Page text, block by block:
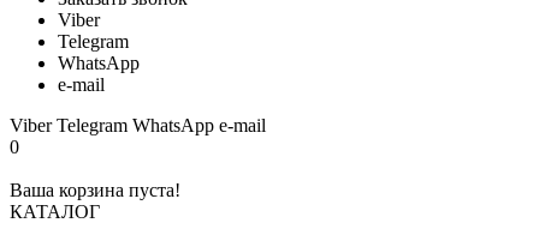
Viber
Telegram
WhatsApp
e-mail
ViberTelegram WhatsApp e-mail
0
Ваша корзина пуста!
КАТАЛОГ